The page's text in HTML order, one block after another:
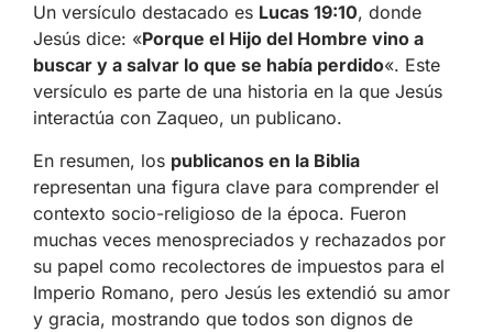
Un versículo destacado es Lucas 19:10, donde
Jesús dice: «Porque el Hijo del Hombre vino a
buscar y a salvar lo que se había perdido«. Este
versículo es parte de una historia en la que Jesús
interactúa con Zaqueo, un publicano.
En resumen, los publicanos en la Biblia
representan una figura clave para comprender el
contexto socio-religioso de la época. Fueron
muchas veces menospreciados y rechazados por
su papel como recolectores de impuestos para el
Imperio Romano, pero Jesús les extendió su amor
y gracia, mostrando que todos son dignos de